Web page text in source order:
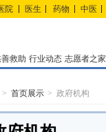
院 医生 药物 中医
救助 行业动态 志愿者之家
首页展示 政府机构